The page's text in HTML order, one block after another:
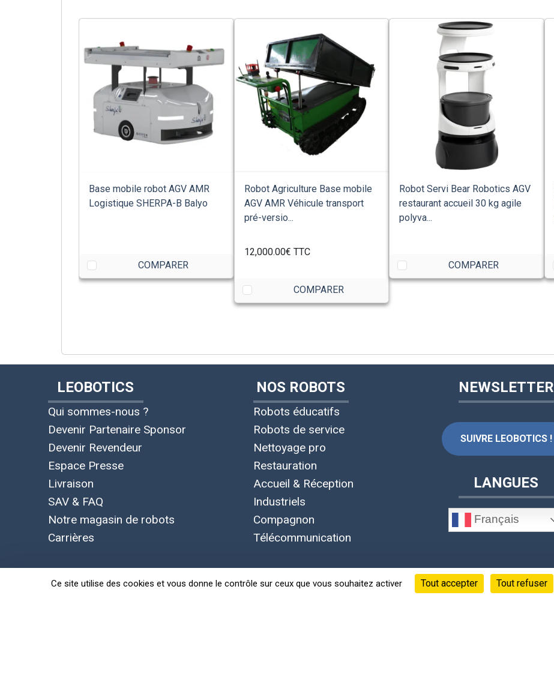
Base mobile robot AGV AMR
Logistique SHERPA-B Balyo
COMPARER
Robot Agriculture Base mobile
AGV AMR Véhicule transport
pré-versio...
12,000.00€ TTC
COMPARER
Robot Servi Bear Robotics AGV
restaurant accueil 30 kg agile
polyva...
COMPARER
LEOBOTICS
Qui sommes-nous ?
Devenir Partenaire Sponsor
Devenir Revendeur
Espace Presse
Livraison
SAV & FAQ
Notre magasin de robots
Carrières
NOS ROBOTS
Robots éducatifs
Robots de service
Nettoyage pro
Restauration
Accueil & Réception
Industriels
Compagnon
Télécommunication
NEWSLETTER
SUIVRE LEOBOTICS !
LANGUES
Français
Ce site utilise des cookies et vous donne le contrôle sur ceux que vous souhaitez activer Tout accepter Tout refuser